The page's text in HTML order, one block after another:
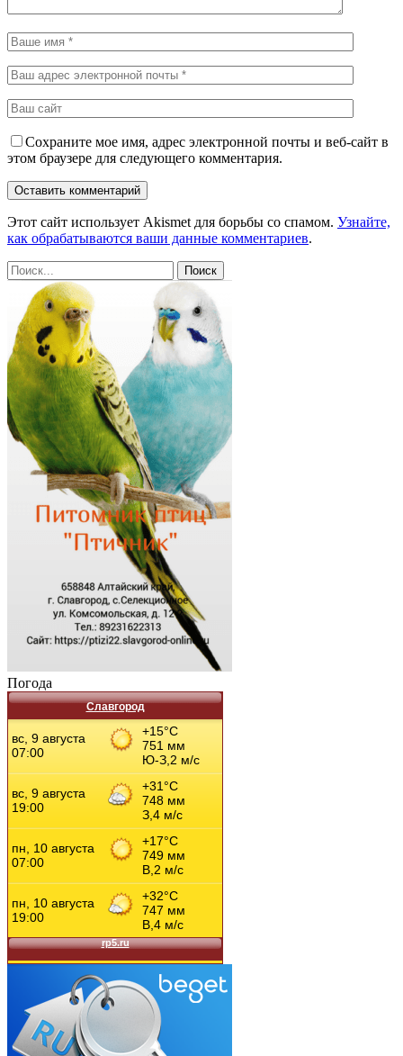
Сохраните мое имя, адрес электронной почты и веб-сайт в
этом браузере для следующего комментария.
Этот сайт использует Akismet для борьбы со спамом. Узнайте,
как обрабатываются ваши данные комментариев.
Погода
Славгород